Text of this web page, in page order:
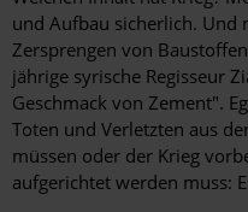
und Aufbau sicherlich. Und
Zersprengen von
jährige syrische Regisseur
Geschmack von Zement".
Toten und Verletzten aus
müssen oder der Krieg
aufgerichtet werden muss: